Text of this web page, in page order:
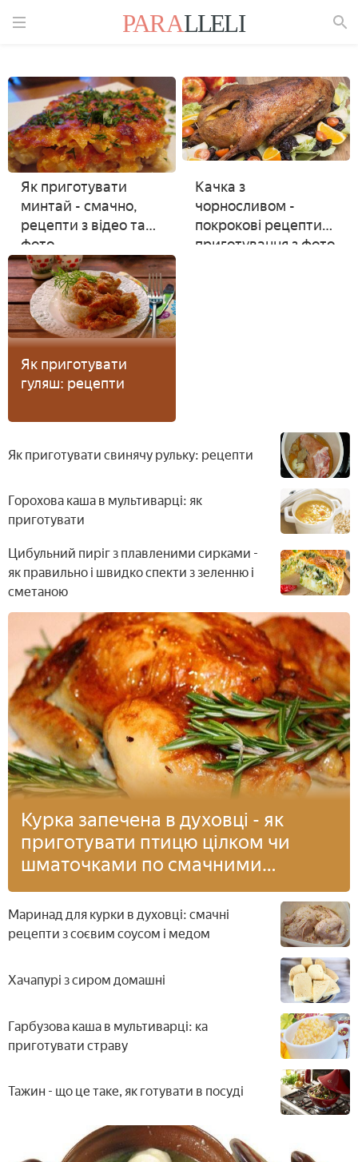
Як приготувати
минтай - смачно,
рецепти з відео та
фото
Качка з
чорносливом -
покрокові рецепти
приготування з фото
Як приготувати
гуляш: рецепти
Як приготувати свинячу рульку: рецепти
Горохова каша в мультиварці: як
приготувати
Цибульний пиріг з плавленими сирками -
як правильно і швидко спекти з зеленню і
сметаною
Курка запечена в духовці - як
приготувати птицю цілком чи
шматочками по смачними
рецептами з фото
Маринад для курки в духовці: смачні
рецепти з соєвим соусом і медом
Хачапурі з сиром домашні
Гарбузова каша в мультиварці: ка
приготувати страву
Тажин - що це таке, як готувати в посуді